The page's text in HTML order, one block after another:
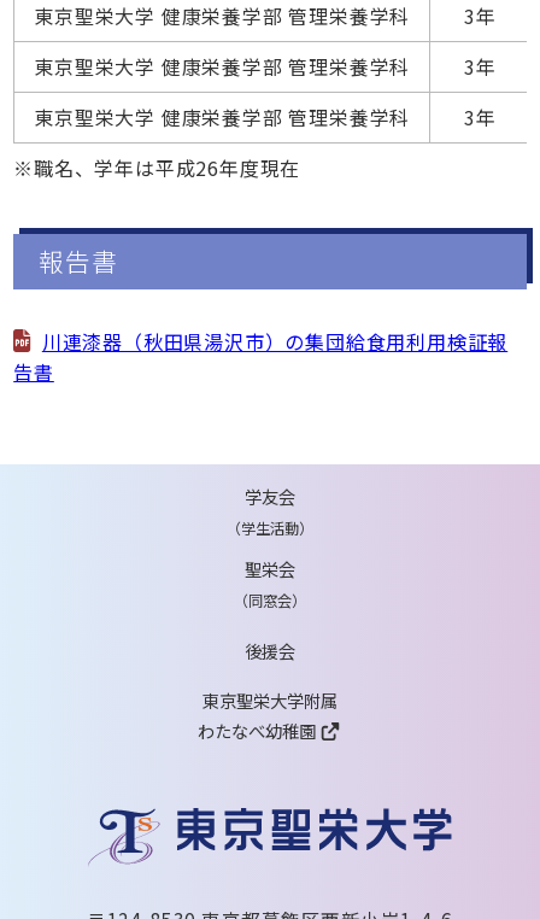
東京聖栄大学 健康栄養学部 管理栄養学科
3年
東京聖栄大学 健康栄養学部 管理栄養学科
3年
東京聖栄大学 健康栄養学部 管理栄養学科
3年
※職名、学年は平成26年度現在
報告書
川連漆器（秋田県湯沢市）の集団給食用利用検証報
告書
学友会
（学生活動）
聖栄会
（同窓会）
後援会
東京聖栄大学附属
わたなべ幼稚園